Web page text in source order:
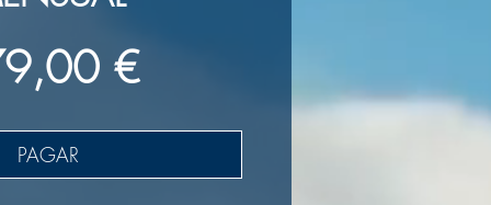
€Precio
PAGAR